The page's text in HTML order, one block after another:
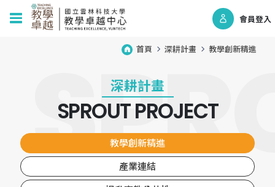
會員登入
首頁 深耕計畫 教學創新精進
深耕計畫
SPROUT PROJECT
教學創新精進
產業連結